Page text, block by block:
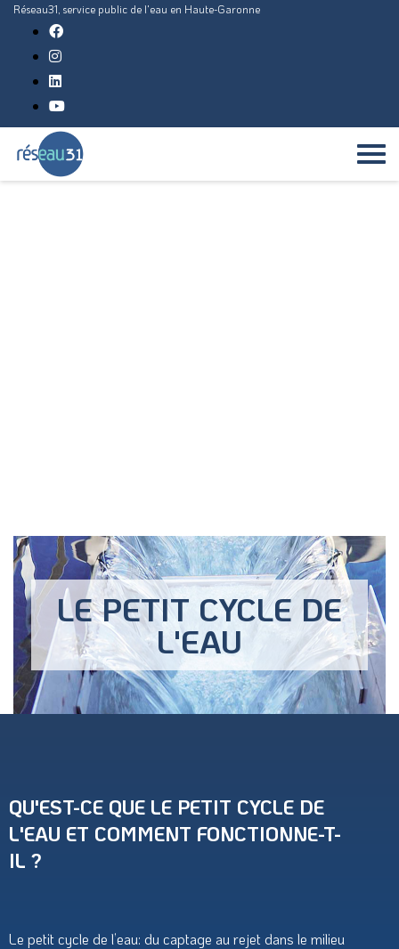
Réseau31, service public de l'eau en Haute-Garonne
LE PETIT CYCLE DE
L'EAU
QU'EST-CE QUE LE PETIT CYCLE DE
L'EAU ET COMMENT FONCTIONNE-T-
IL ?
Le petit cycle de l’eau: du captage au rejet dans le milieu